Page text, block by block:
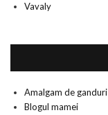
Vavaly
Amalgam de ganduri
Blogul mamei